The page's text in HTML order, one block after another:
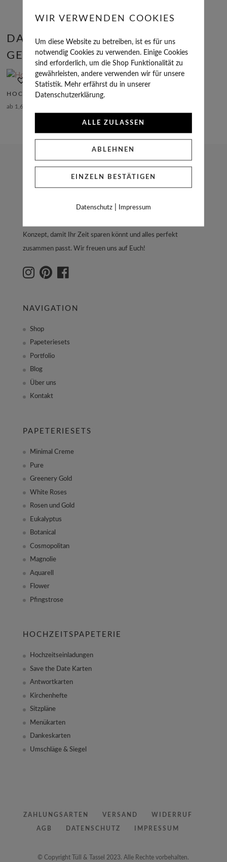
DAS KÖNNTE DIR AUCH
GEFALLEN …
HOCHZEITSEINLADUNG FLOWER
ab 1,61
Hochzeitspapeterie, Dekoration und Floral Art – alles aus einer
Konzept, damit Ihr Zeit sparen könnt und alles perfekt
zusammen passt. Wir freuen uns auf Euch!
NAVIGATION
Shop
Papeteriesets
Portfolio
Blog
Über uns
Kontakt
PAPETERIESETS
Minimal Creme
Pure
Greenery Gold
White Roses
Rosen und Gold
Eukalyptus
Botanical
Cosmopolitan
Magnolie
Aquarell
Flower
Pfingstrose
HOCHZEITSPAPETERIE
Hochzeitseinladungen
Save the Date Karten
Antwortkarten
Kirchenhefte
Sitzpläne
Menükarten
Dankeskarten
Umschläge & Siegel
ZAHLUNGSARTEN VERSAND WIDERRUF
AGB DATENSCHUTZ IMPRESSUM
© Copyright Tüll & Tassel 2023. Alle Rechte vorbehalten.
WIR VERWENDEN COOKIES
Um diese Website zu betreiben, ist es für uns
notwendig Cookies zu verwenden. Einige Cookies
sind erforderlich, um die Shop Funktionalität zu
gewährleisten, andere verwenden wir für unsere
Statistik. Mehr erfährst du in unserer
Datenschutzerklärung.
ALLE ZULASSEN
ABLEHNEN
EINZELN BESTÄTIGEN
Datenschutz| Impressum